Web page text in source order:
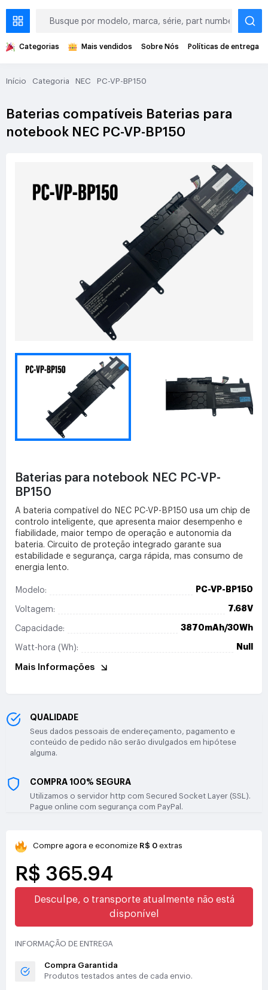
Categorias Mais vendidos Sobre Nós Políticas de entrega
Início Categoria NEC PC-VP-BP150
Baterias compatíveis Baterias para
notebook NEC PC-VP-BP150
Baterias para notebook NEC PC-VP-
BP150
A bateria compatível do NEC PC-VP-BP150 usa um chip de
controlo inteligente, que apresenta maior desempenho e
fiabilidade, maior tempo de operação e autonomia da
bateria. Circuito de proteção integrado garante sua
estabilidade e segurança, carga rápida, mas consumo de
energia lento.
Modelo: PC-VP-BP150
Voltagem: 7.68V
Capacidade: 3870mAh/30Wh
Watt-hora (Wh): Null
Mais Informações
QUALIDADE
Seus dados pessoais de endereçamento, pagamento e
conteúdo de pedido não serão divulgados em hipótese
alguma.
COMPRA 100% SEGURA
Utilizamos o servidor http com Secured Socket Layer (SSL).
Pague online com segurança com PayPal.
Compre agora e economize R$ 0 extras
R$ 365.94
Desculpe, o transporte atualmente não está
disponível
INFORMAÇÃO DE ENTREGA
Compra Garantida
Produtos testados antes de cada envio.